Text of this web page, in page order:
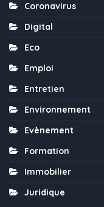
Coronavirus
Digital
Eco
Emploi
Entretien
Environnement
Evènement
Formation
Immobilier
Juridique